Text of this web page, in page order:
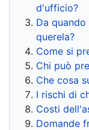
d'ufficio?
Da
querela?
Come si
Chi può
Che cosa
I rischi di
Costi
Domande